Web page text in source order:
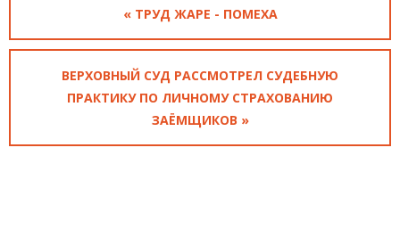
« ТРУД ЖАРЕ - ПОМЕХА
ВЕРХОВНЫЙ СУД РАССМОТРЕЛ СУДЕБНУЮ
ПРАКТИКУ ПО ЛИЧНОМУ СТРАХОВАНИЮ
ЗАЁМЩИКОВ »